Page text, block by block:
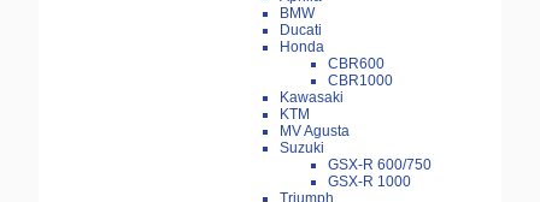
BMW
Ducati
Honda
CBR600
CBR1000
Kawasaki
KTM
MV Agusta
Suzuki
GSX-R 600/750
GSX-R 1000
Triumph